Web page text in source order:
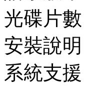
光碟片
安裝說
系統支